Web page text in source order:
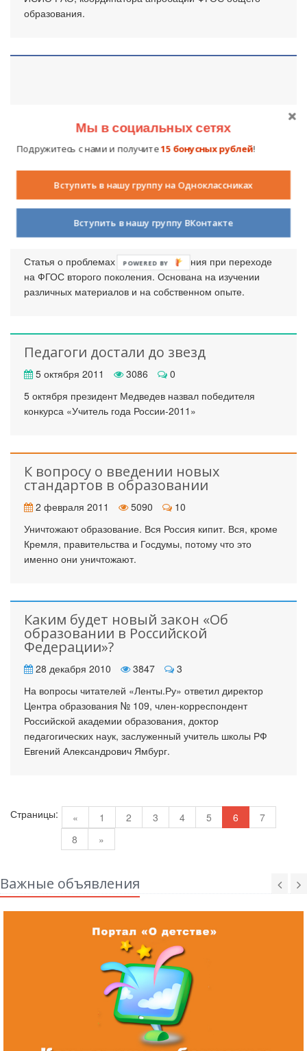
образования.
Проблемы и пути их решения при
переходе к стандартам второго
поколения
20 октября 2011 16454
16
Статья о проблемах и путях их решения при переходе
на ФГОС второго поколения. Основана на изучении
различных материалов и на собственном опыте.
Педагоги достали до звезд
5 октября 2011 3086
0
5 октября президент Медведев назвал победителя
конкурса «Учитель года России-2011»
К вопросу о введении новых
стандартов в образовании
2 февраля 2011 5090
10
Уничтожают образование. Вся Россия кипит. Вся, кроме
Кремля, правительства и Госдумы, потому что это
именно они уничтожают.
Каким будет новый закон «Об
образовании в Российской
Федерации»?
28 декабря 2010 3847
3
На вопросы читателей «Ленты.Ру» ответил директор
Центра образования № 109, член-корреспондент
Российской академии образования, доктор
педагогических наук, заслуженный учитель школы РФ
Евгений Александрович Ямбург.
Страницы: « 1 2 3 4 5 6
7
8
»
Важные объявления
Мы в социальных сетях
Подружитесь с нами и получите15 бонусных рублей!
Вступить в нашу группу на Одноклассниках
Вступить в нашу группу ВКонтакте
POWERED BY